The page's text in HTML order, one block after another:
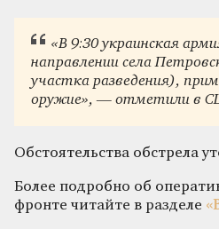
«В 9:30 украинская
направлении села
участка разведения),
оружие», — отметили в
Обстоятельства обстрела
Более подробно об
фронте читайте в разделе